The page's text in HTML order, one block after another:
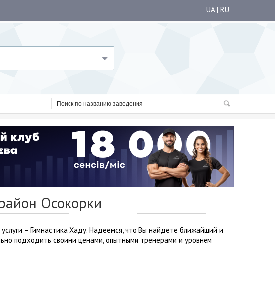
UA| RU
Осокорки
– Гимнастика Хаду. Надеемся, что Вы найдете ближайший и
подходить своими ценами, опытными тренерами и уровнем